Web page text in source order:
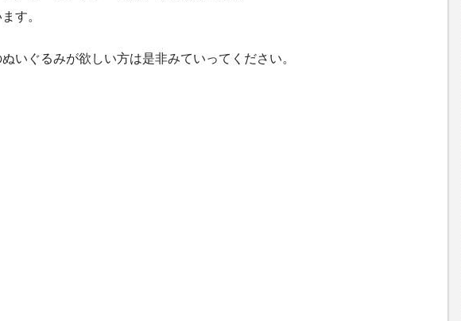
す。
いぐるみが欲しい方は是非みていってください。